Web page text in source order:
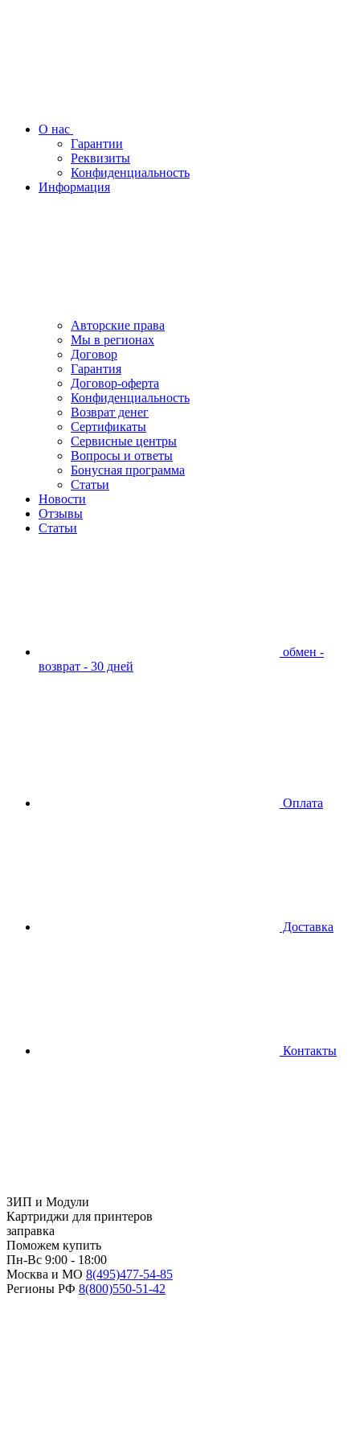
О нас
Гарантии
Реквизиты
Конфиденциальность
Информация
Авторские права
Мы в регионах
Договор
Гарантия
Договор-оферта
Конфиденциальность
Возврат денег
Сертификаты
Сервисные центры
Вопросы и ответы
Бонусная программа
Статьи
Новости
Отзывы
Статьи
обмен -
возврат - 30 дней
Оплата
Доставка
Контакты
ЗИП и Модули
Картриджи для принтеров
заправка
Поможем купить
Пн-Вс 9:00 - 18:00
Москва и МО 8(495)477-54-85
Регионы РФ 8(800)550-51-42